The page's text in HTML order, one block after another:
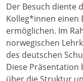
Der Besuch diente
Kolleg*innen einen
ermöglichen. Im
norwegischen
des deutschen
Diese